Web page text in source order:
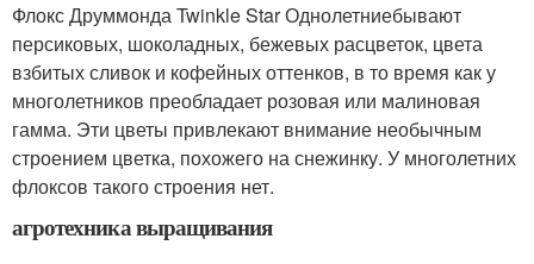
Флокс Друммонда Twinkle Star Однолетниебывают
персиковых, шоколадных, бежевых расцветок, цвета
взбитых сливок и кофейных оттенков, в то время как у
многолетников преобладает розовая или малиновая
гамма. Эти цветы привлекают внимание необычным
строением цветка, похожего на снежинку. У многолетних
флоксов такого строения нет.
агротехника выращивания